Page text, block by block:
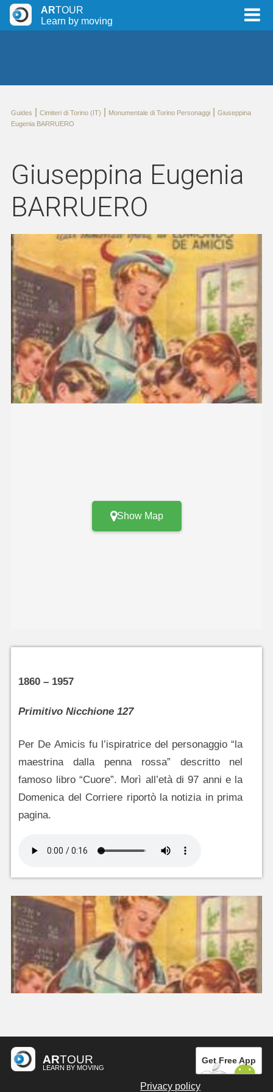
ARTOUR
Learn by moving
Guides Cimiteri di Torino (IT) Monumentale di Torino Personaggi|
Giuseppina
Eugenia BARRUERO
Giuseppina Eugenia
BARRUERO
Show Map
1860 – 1957
Primitivo Nicchione 127
Per De Amicis fu l’ispiratrice del personaggio “la
maestrina dalla penna rossa” descritto nel
famoso libro “Cuore”. Morì all’età di 97 anni e la
Domenica del Corriere riportò la notizia in prima
pagina.
ARTOUR
LEARN BY MOVING
Get Free App
Privacy policy